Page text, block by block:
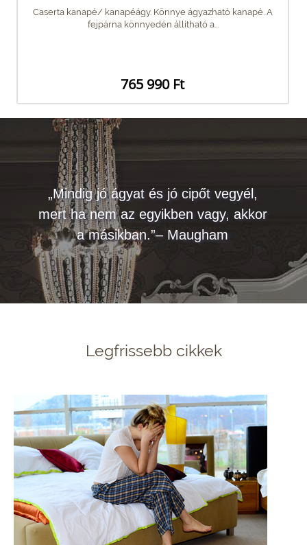
Caserta kanapé/ kanapéágy. Könnye ágyazható kanapé. A
fejpárna könnyedén állítható a...
765 990 Ft
„Mindig jó ágyat és jó cipőt vegyél,
mert ha nem az egyikben vagy, akkor
a másikban.”– Maugham
Legfrissebb cikkek